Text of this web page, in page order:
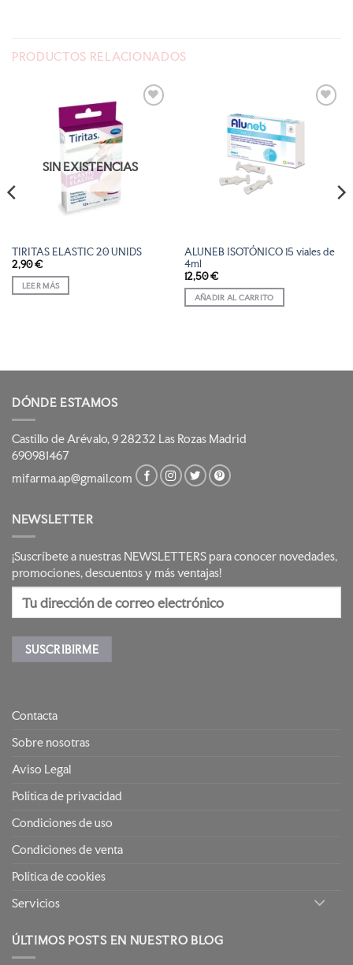
PRODUCTOS RELACIONADOS
DESEOS
SIN EXISTENCIAS
TIRITAS ELASTIC 20 UNIDS
2,90€
LEER MÁS
DESEOS
ALUNEB ISOTÓNICO 15 viales de
4ml
12,50€
AÑADIR AL CARRITO
DÓNDE ESTAMOS
Castillo de Arévalo, 9 28232 Las Rozas Madrid
690981467
mifarma.ap@gmail.com
NEWSLETTER
¡Suscríbete a nuestras NEWSLETTERS para conocer novedades,
promociones, descuentos y más ventajas!
Contacta
Sobre nosotras
Aviso Legal
Política de privacidad
Condiciones de uso
Condiciones de venta
Política de cookies
Servicios
ÚLTIMOS POSTS EN NUESTRO BLOG